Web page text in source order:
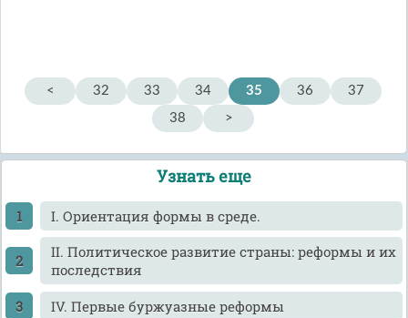
< 32 33 34 35 36
37
38
>
Узнать еще
I. Ориентация формы в среде.
II. Политическое развитие страны: реформы и их
последствия
IV. Первые буржуазные реформы